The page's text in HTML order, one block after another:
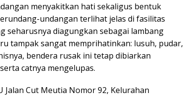
menyakitkan hati sekaligus bentuk
undangan terlihat jelas di fasilitas
seharusnya diagungkan sebagai lambang
tampak sangat memprihatinkan: lusuh, pudar,
bendera rusak ini tetap dibiarkan
catnya mengelupas.
Jalan Cut Meutia Nomor 92, Kelurahan